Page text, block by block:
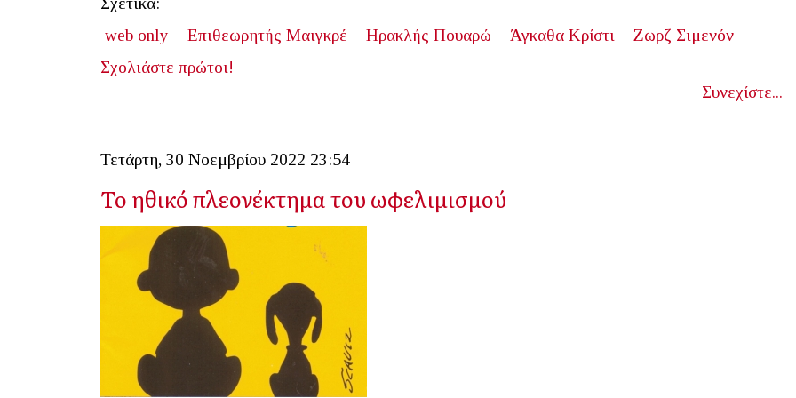
web only
Επιθεωρητής Μαιγκρέ Ηρακλής Πουαρώ Άγκαθα Κρίστι
Ζωρζ Σιμενόν
Σχολιάστε πρώτοι!
Συνεχίστε...
Τετάρτη, 30 Νοεμβρίου 2022 23:54
Το ηθικό πλεονέκτημα του ωφελιμισμού